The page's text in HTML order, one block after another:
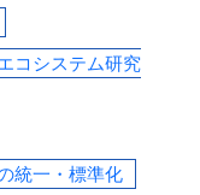
コシステム研究
統一・標準化